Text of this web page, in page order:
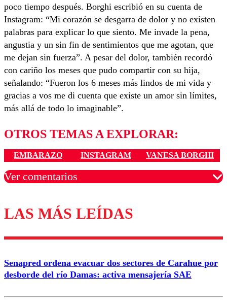
poco tiempo después. Borghi escribió en su cuenta de
Instagram: “Mi corazón se desgarra de dolor y no existen
palabras para explicar lo que siento. Me invade la pena,
angustia y un sin fin de sentimientos que me agotan, que
me dejan sin fuerza”. A pesar del dolor, también recordó
con cariño los meses que pudo compartir con su hija,
señalando: “Fueron los 6 meses más lindos de mi vida y
gracias a vos me di cuenta que existe un amor sin límites,
más allá de todo lo imaginable”.
OTROS TEMAS A EXPLORAR:
EMBARAZO INSTAGRAM VANESA BORGHI
Ver comentarios
Los comentarios son moderados para garantizar un
diálogo respetuoso.
Nombre
Correo
LAS MÁS LEÍDAS
Senapred ordena evacuar dos sectores de Carahue por
desborde del río Damas: activa mensajería SAE